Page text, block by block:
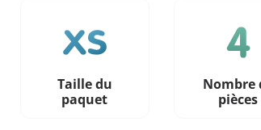
Taille du
paquet
Nombre
pièces